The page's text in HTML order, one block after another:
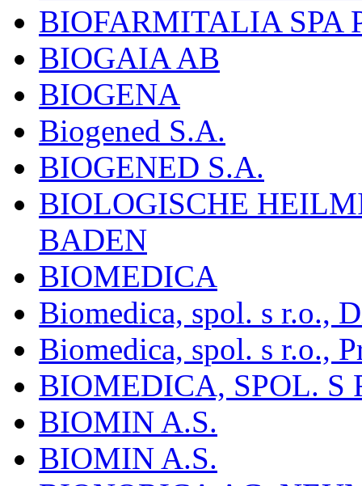
BIOFARMITALIA SPA
BIOGAIA AB
BIOGENA
Biogened S.A.
BIOGENED S.A.
BIOLOGISCHE
BADEN
BIOMEDICA
Biomedica, spol. s r.o.,
Biomedica, spol. s r.o.,
BIOMEDICA, SPOL. S
BIOMIN A.S.
BIOMIN A.S.